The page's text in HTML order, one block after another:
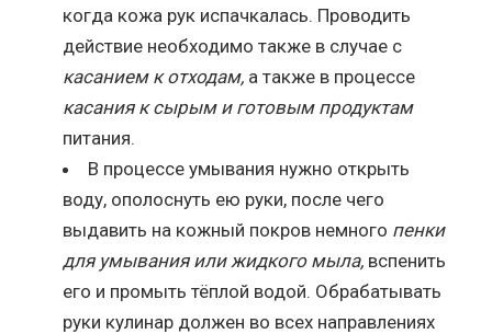
когда кожа рук испачкалась. Проводить
действие необходимо также в случае с
касанием к отходам, а также в процессе
касания к сырым и готовым продуктам
питания.
В процессе умывания нужно открыть
воду, ополоснуть ею руки, после чего
выдавить на кожный покров немного пенки
для умывания или жидкого мыла, вспенить
его и промыть тёплой водой. Обрабатывать
руки кулинар должен во всех направлениях